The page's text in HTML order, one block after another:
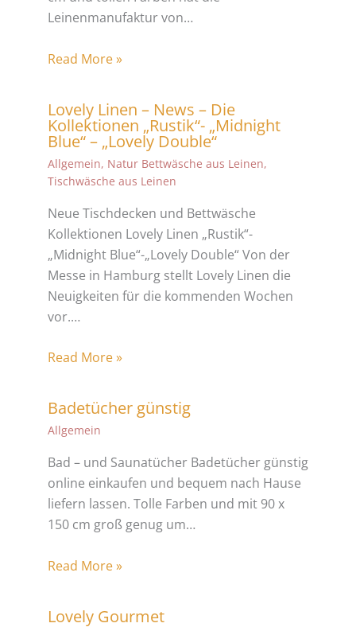
Leinenmanufaktur von…
Read More »
Lovely Linen – News – Die
Kollektionen „Rustik“- „Midnight
Blue“ – „Lovely Double“
Allgemein, Natur Bettwäsche aus Leinen,
Tischwäsche aus Leinen
Neue Tischdecken und Bettwäsche
Kollektionen Lovely Linen „Rustik“-
„Midnight Blue“-„Lovely Double“ Von der
Messe in Hamburg stellt Lovely Linen die
Neuigkeiten für die kommenden Wochen
vor.…
Read More »
Badetücher günstig
Allgemein
Bad – und Saunatücher Badetücher günstig
online einkaufen und bequem nach Hause
liefern lassen. Tolle Farben und mit 90 x
150 cm groß genug um…
Read More »
Lovely Gourmet